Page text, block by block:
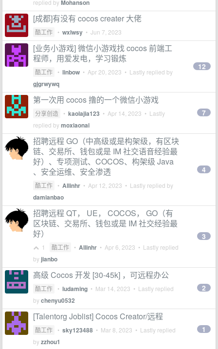
replied byMohanson
[成都]有没有 cocos creater 大佬
酷工作 • wxlwsy • Jun 7, 2023
[业务小游戏] 微信小游戏找 cocos 前端工
程师，用爱发电，学习锻炼
酷工作 • linbow • Apr 20, 2023 • Lastly replied by
gjgrwywq
12
第一次用 cocos 撸的一个微信小游戏
分享创造 • kaolajia123 • Apr 14, 2023 • Lastly
replied bymoxiaonai
7
招聘远程 GO（中高级或是构架级，有区块
链、交易所、钱包或是 IM 社交语音经验最
好）、专项测试、COCOS、构架级 Java
、安全运维、安全渗透
酷工作 • Allinhr • Apr 12, 2023 • Lastly replied by
damianbao
4
招聘远程 QT， UE， COCOS， GO（有
区块链、交易所、钱包或是 IM 社交经验最
好）
1 酷工作 • Allinhr • Apr 6, 2023 • Lastly replied
by jianbo
3
高级 Cocos 开发 [30-45k] ，可远程办公
酷工作 • ludaming • Mar 14, 2023 • Lastly replied
bychenyu0532
2
[Talentorg Joblist] Cocos Creator/远程
酷工作 • sky123488 • Mar 8, 2023 • Lastly replied
byzzhou1
1